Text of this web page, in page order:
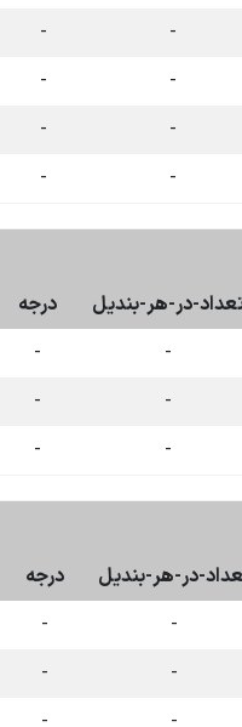
-
-
-
-
-
-
-
-
در-هر-بندیل درجه
-
-
-
-
-
-
در-هر-بندیل درجه
-
-
-
-